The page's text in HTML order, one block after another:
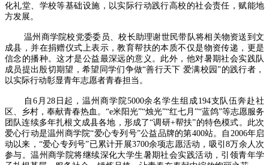
化礼堂、学校等基础设施，以实际行动践行高校的社会责任，赋能地
方发展。
温州商学院校党委委员、校长助理谢世民带队将相关物资送到文
成县，并在捐赠仪式上表示，教育帮扶的本质不仅是物资传递，更是
信念的播种。这才是公益最深远的意义。此外，他对暑期社会实践队
成员提出殷切期望，希望同学们争做“善行天下 爱满校园”的践行者，
以实际行动彰显青年志愿者青春担当。
自6月28日起，温州商学院5000余名学生组成194支队伍奔赴社
区、乡村，奉献青春热血。“e米阳光”“烛光”“红七月”“蓝鸽”等志愿服务
团队连续多年扎根文成县各地，形成了“调研+帮扶”的特色模式。此次
爱心行动是温州商学院“爱心专列号”公益品牌的第400站。自2006年启
动以来，“爱心专列号”已累计开展3700余项志愿活动，吸引8万余人次
参与。温州商学院将继续深化大学生暑期社会实践活动，引领青年学